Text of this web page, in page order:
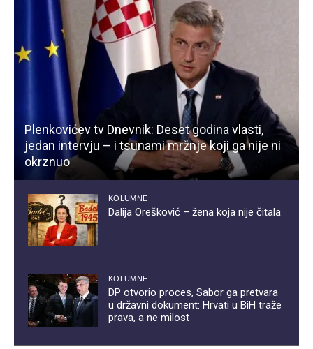
Plenkovićev tv Dnevnik: Deset godina vlasti,
jedan intervju – i tsunami mržnje koji ga nije ni
okrznuo
KOLUMNE
Dalija Orešković – žena koja nije čitala
KOLUMNE
DP otvorio proces, Sabor ga pretvara
u državni dokument: Hrvati u BiH traže
prava, a ne milost